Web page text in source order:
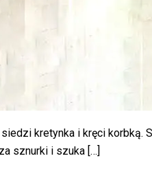
kretynka i kręci korbką.
sznurki i szuka […]